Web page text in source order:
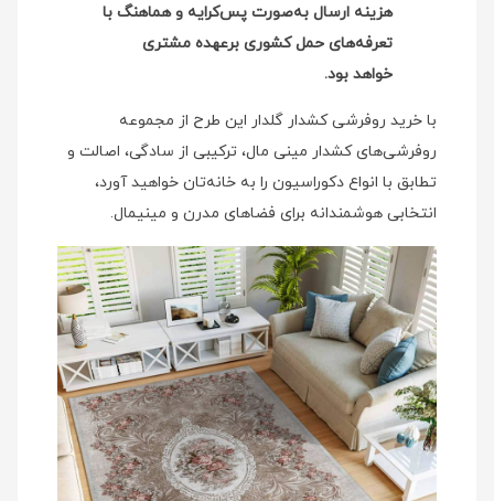
هزینه ارسال به‌صورت پس‌کرایه و هماهنگ با
تعرفه‌های حمل کشوری برعهده مشتری
خواهد بود.
با خرید روفرشی کشدار گلدار این طرح از مجموعه
روفرشی‌های کشدار مینی‌ مال، ترکیبی از سادگی، اصالت و
تطابق با انواع دکوراسیون را به خانه‌تان خواهید آورد،
انتخابی هوشمندانه برای فضاهای مدرن و مینیمال.